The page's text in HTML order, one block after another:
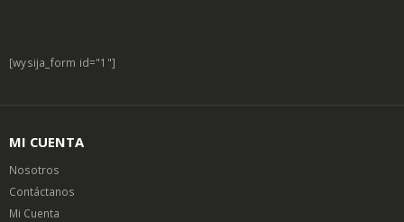
[wysija_form id="1"]
MI CUENTA
Nosotros
Contáctanos
Mi Cuenta